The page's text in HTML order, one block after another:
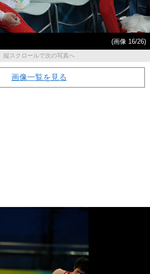
(画像 16/26)
縦スクロールで次の写真へ
画像一覧を見る